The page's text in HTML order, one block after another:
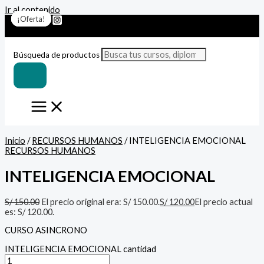
Ir al contenido
Búsqueda de productos
¡Oferta!
Inicio /RECURSOS HUMANOS / INTELIGENCIA EMOCIONAL
RECURSOS HUMANOS
INTELIGENCIA EMOCIONAL
S/150.00 El precio original era: S/ 150.00.S/120.00El precio actual
es: S/ 120.00.
CURSO ASINCRONO
INTELIGENCIA EMOCIONAL cantidad
¡Oferta!
¡Oferta!
¡Oferta!
¡Oferta!
¡Oferta!
¡Oferta!